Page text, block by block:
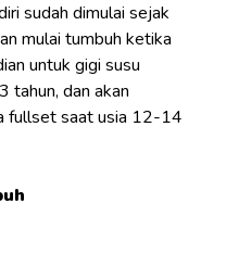
sudah dimulai sejak
mulai tumbuh ketika
untuk gigi susu
tahun, dan akan
fullset saat usia 12-14